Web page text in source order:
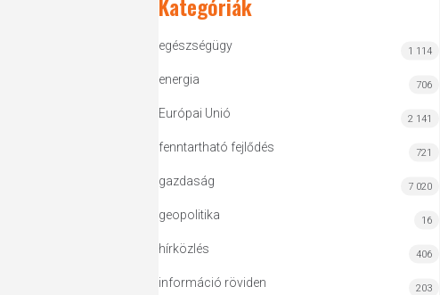
egészségügy 1 114
energia 706
Európai Unió 2 141
fenntartható fejlődés 721
gazdaság 7 020
geopolitika 16
hírközlés 406
információ röviden 203